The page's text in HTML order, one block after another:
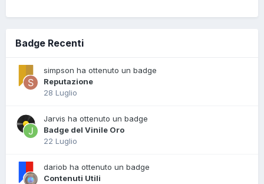
Badge Recenti
simpson ha ottenuto un badge
Reputazione
28 Luglio
Jarvis ha ottenuto un badge
Badge del Vinile Oro
22 Luglio
dariob ha ottenuto un badge
Contenuti Utili